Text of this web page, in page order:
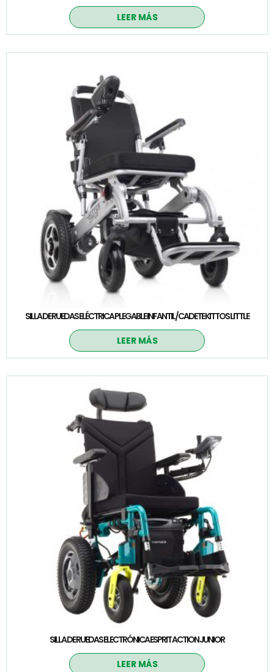
LEER MÁS
SILLA DE RUEDAS ELÉCTRICA PLEGABLE INFANTIL/CADETE KITTOS LITTLE
LEER MÁS
SILLA DE RUEDAS ELECTRÓNICA ESPRIT ACTION JUNIOR
LEER MÁS